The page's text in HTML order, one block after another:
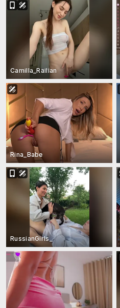
Camilla_Railian
Rina_Babe
RussianGirls_